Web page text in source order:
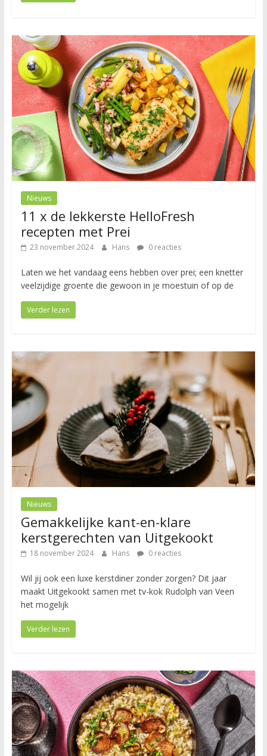
Nieuws
11 x de lekkerste HelloFresh
recepten met Prei
23 november 2024 Hans 0 reacties
Laten we het vandaag eens hebben over prei; een knetter
veelzijdige groente die gewoon in je moestuin of op de
Verder lezen
Nieuws
Gemakkelijke kant-en-klare
kerstgerechten van Uitgekookt
18 november 2024 Hans 0 reacties
Wil jij ook een luxe kerstdiner zonder zorgen? Dit jaar
maakt Uitgekookt samen met tv-kok Rudolph van Veen
het mogelijk
Verder lezen